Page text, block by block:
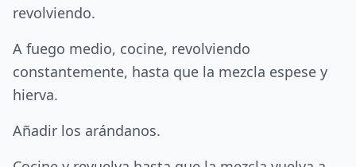
revolviendo.
A fuego medio, cocine, revolviendo
constantemente, hasta que la mezcla espese y
hierva.
Añadir los arándanos.